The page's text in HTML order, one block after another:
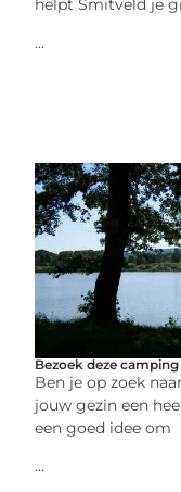
...
Bezoek deze
Ben je op zoek
jouw gezin een
een goed idee om
...